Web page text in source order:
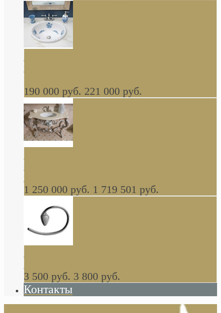
Decorated Bathroom раковина овальная
встраиваемая для ванной с рисунком синяя
роза В НАЛИЧИИ
190 000 руб. 221 000 руб.
стиле барокко, из массива дерева, светло
коричневый матовый окрас + серебро
1 250 000 руб. 1 719 501 руб.
Khala Colombo аксессуары (серия) В
НАЛИЧИИ
3 500 руб. 3 800 руб.
Контакты